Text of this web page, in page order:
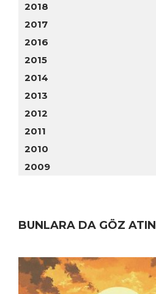
2018
2017
2016
2015
2014
2013
2012
2011
2010
2009
BUNLARA DA GÖZ ATIN